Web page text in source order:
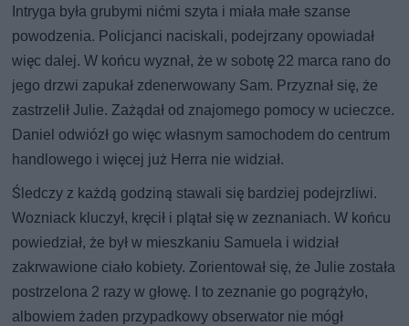
Intryga była grubymi nićmi szyta i miała małe szanse
powodzenia. Policjanci naciskali, podejrzany opowiadał
więc dalej. W końcu wyznał, że w sobotę 22 marca rano do
jego drzwi zapukał zdenerwowany Sam. Przyznał się, że
zastrzelił Julie. Zażądał od znajomego pomocy w ucieczce.
Daniel odwiózł go więc własnym samochodem do centrum
handlowego i więcej już Herra nie widział.
Śledczy z każdą godziną stawali się bardziej podejrzliwi.
Wozniack kluczył, kręcił i plątał się w zeznaniach. W końcu
powiedział, że był w mieszkaniu Samuela i widział
zakrwawione ciało kobiety. Zorientował się, że Julie została
postrzelona 2 razy w głowę. I to zeznanie go pogrążyło,
albowiem żaden przypadkowy obserwator nie mógł